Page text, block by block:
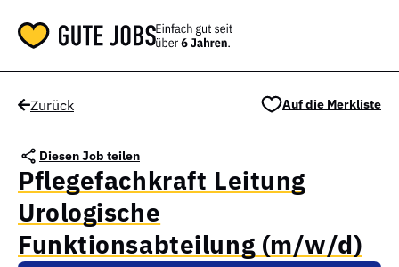
Zurück
Diesen Job teilen
Auf die Merkliste
Pflegefachkraft Leitung
Urologische
Funktionsabteilung (m/w/d)